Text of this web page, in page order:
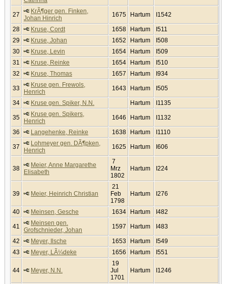
27
KrÃ¶ger gen. Finken,
Johan Hinrich
1675 Hartum I1542
28 Kruse, Cordt 1658 Hartum
I511
29
Kruse, Johan 1652 Hartum
I508
30
Kruse, Levin 1654 Hartum
I509
31
Kruse, Reinke 1654 Hartum
I510
32
Kruse, Thomas 1657 Hartum I934
33
Kruse gen. Frewols,
Henrich
1643 Hartum I505
34 Kruse gen. Spiker, N.N. Hartum I1135
35
Kruse gen. Spikers,
Henrich
1646 Hartum I1132
36 Langehenke, Reinke 1638 Hartum I1110
37
Lohmeyer gen. DÃ¶pken,
Henrich
1625 Hartum I606
38
Meier, Anne Margarethe
Elisabeth
7
Mrz
1802
Hartum I224
39 Meier, Heinrich Christian
21
Feb
1798
Hartum I276
40 Meinsen, Gesche 1634 Hartum I482
41
Meinsen gen.
Grofschnieder, Johan
1597 Hartum I483
42 Meyer, Ilsche 1653 Hartum
I549
43
Meyer, LÃ¼deke 1656 Hartum I551
44 Meyer, N.N.
19
Jul
1701
Hartum I1246